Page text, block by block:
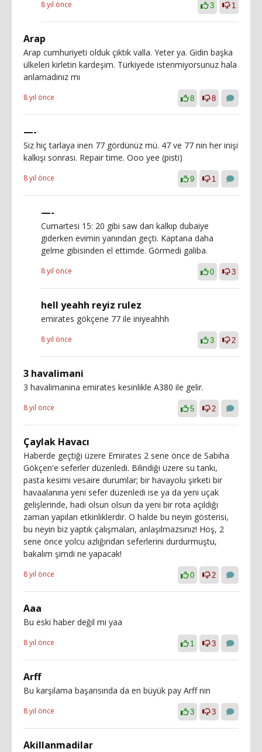
8 yıl önce 3 1
Arap
Arap cumhuriyeti olduk çıktık valla. Yeter ya. Gidin başka
ülkeleri kirletin kardeşim. Türkiyede istenmiyorsunuz hala
anlamadınız mı
8 yıl önce 8 8
—-
Siz hiç tarlaya inen 77 gördünüz mü. 47 ve 77 nin her inişi
kalkışı sonrası. Repair time. Ooo yee (pisti)
8 yıl önce 9 1
—-
Cumartesi 15: 20 gibi saw dan kalkıp dubaiye
giderken evimin yanından geçti. Kaptana daha
gelme gibisinden el ettimde. Görmedi galiba.
8 yıl önce 0 3
hell yeahh reyiz rulez
emirates gökçene 77 ile iniyeahhh
8 yıl önce 3 2
3 havalimani
3 havalimanina emirates kesinlikle A380 ile gelir.
8 yıl önce 5 2
Çaylak Havacı
Haberde geçtiği üzere Emirates 2 sene önce de Sabiha
Gökçen'e seferler düzenledi. Bilindiği üzere su tankı,
pasta kesimi vesaire durumlar; bir havayolu şirketi bir
havaalanına yeni sefer düzenledi ise ya da yeni uçak
gelişlerinde, hadi olsun olsun da yeni bir rota açıldığı
zaman yapılan etkinliklerdir. O halde bu neyin gösterisi,
bu neyin biz yaptık çalışmaları, anlaşılmazsınız! Hoş, 2
sene önce yolcu azlığından seferlerini durdurmuştu,
bakalım şimdi ne yapacak!
8 yıl önce 0 2
Aaa
Bu eski haber değil mi yaa
8 yıl önce 1 3
Arff
Bu karşılama başarısında da en büyük pay Arff nin
8 yıl önce 3 3
Akillanmadilar